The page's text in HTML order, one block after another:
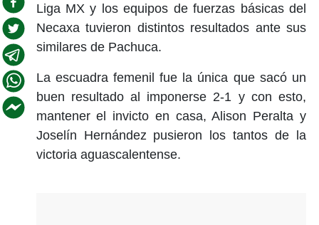
Liga MX y los equipos de fuerzas básicas del
Necaxa tuvieron distintos resultados ante sus
similares de Pachuca.
La escuadra femenil fue la única que sacó un
buen resultado al imponerse 2-1 y con esto,
mantener el invicto en casa, Alison Peralta y
Joselín Hernández pusieron los tantos de la
victoria aguascalentense.